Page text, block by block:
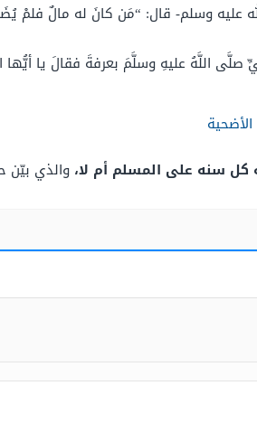
عليه وسلم- قال: “مَن كانَ له مالٌ فلمْ
صلَّى اللَّهُ عليهِ وسلَّمَ بعرفةَ فقالَ يا
كل سنه على المسلم أم لا، والذي بيّن